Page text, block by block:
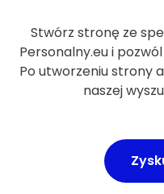
Stwórz stronę ze
Personalny.eu i
Po utworzeniu strony
naszej